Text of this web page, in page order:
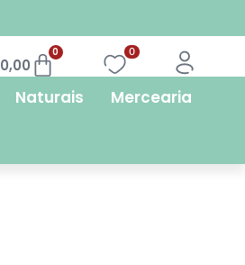
0,00
0 0
Naturais
Mercearia